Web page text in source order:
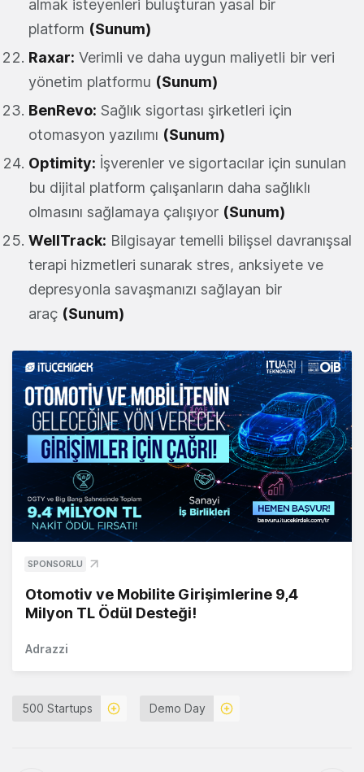
almak isteyenleri buluşturan yasal bir
platform (Sunum)
Raxar: Verimli ve daha uygun maliyetli bir veri
yönetim platformu (Sunum)
BenRevo: Sağlık sigortası şirketleri için
otomasyon yazılımı (Sunum)
Optimity: İşverenler ve sigortacılar için sunulan
bu dijital platform çalışanların daha sağlıklı
olmasını sağlamaya çalışıyor (Sunum)
WellTrack: Bilgisayar temelli bilişsel davranışsal
terapi hizmetleri sunarak stres, anksiyete ve
depresyonla savaşmanızı sağlayan bir
araç (Sunum)
SPONSORLU
Otomotiv ve Mobilite Girişimlerine 9,4
Milyon TL Ödül Desteği!
Adrazzi
500 Startups Demo Day